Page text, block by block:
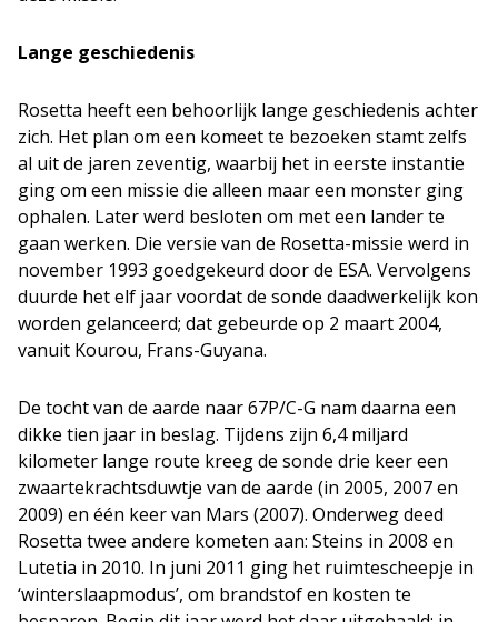
Lange geschiedenis
Rosetta heeft een behoorlijk lange geschiedenis achter
zich. Het plan om een komeet te bezoeken stamt zelfs
al uit de jaren zeventig, waarbij het in eerste instantie
ging om een missie die alleen maar een monster ging
ophalen. Later werd besloten om met een lander te
gaan werken. Die versie van de Rosetta-missie werd in
november 1993 goedgekeurd door de ESA. Vervolgens
duurde het elf jaar voordat de sonde daadwerkelijk kon
worden gelanceerd; dat gebeurde op 2 maart 2004,
vanuit Kourou, Frans-Guyana.
De tocht van de aarde naar 67P/C-G nam daarna een
dikke tien jaar in beslag. Tijdens zijn 6,4 miljard
kilometer lange route kreeg de sonde drie keer een
zwaartekrachtsduwtje van de aarde (in 2005, 2007 en
2009) en één keer van Mars (2007). Onderweg deed
Rosetta twee andere kometen aan: Steins in 2008 en
Lutetia in 2010. In juni 2011 ging het ruimtescheepje in
‘winterslaapmodus’, om brandstof en kosten te